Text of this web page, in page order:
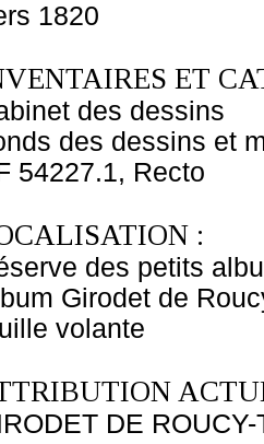
1820
ET
des dessins
des dessins et
54227.1, Recto
:
des petits
Girodet de
volante
DE